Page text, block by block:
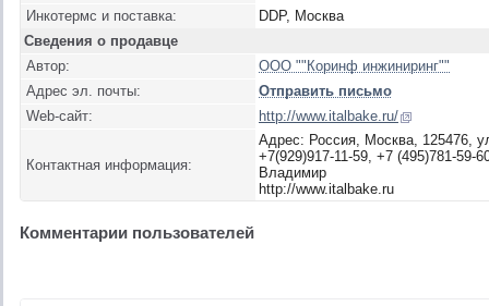
Инкотермс и поставка:
DDP, Москва
Сведения о продавце
Автор:
ООО ""Коринф инжиниринг""
Адрес эл. почты:
Отправить письмо
Web-сайт:
http://www.italbake.ru/
Контактная информация:
Адрес: Россия, Москва, 125476,
+7(929)917-11-59, +7 (495)781-59-
Владимир
http://www.italbake.ru
Комментарии пользователей